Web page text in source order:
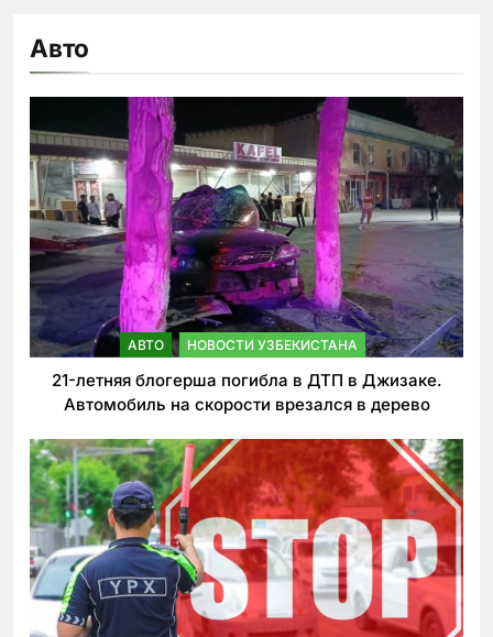
Авто
АВТО НОВОСТИ УЗБЕКИСТАНА
21-летняя блогерша погибла в ДТП в Джизаке.
Автомобиль на скорости врезался в дерево